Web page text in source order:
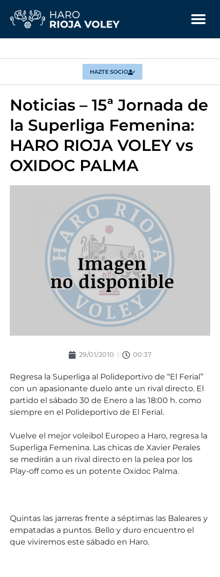
HAZTE SOCIO
Noticias – 15ª Jornada de
la Superliga Femenina:
HARO RIOJA VOLEY vs
OXIDOC PALMA
29/01/2010 00:37
Regresa la Superliga al Polideportivo de “El Ferial”
con un apasionante duelo ante un rival directo. El
partido el sábado 30 de Enero a las 18:00 h. como
siempre en el Polideportivo de El Ferial.
Vuelve el mejor voleibol Europeo a Haro, regresa la
Superliga Femenina. Las chicas de Xavier Perales
se medirán a un rival directo en la pelea por los
Play-off como es un potente Oxidoc Palma.
Quintas las jarreras frente a séptimas las Baleares y
empatadas a puntos. Bello y duro encuentro el
que viviremos este sábado en Haro.